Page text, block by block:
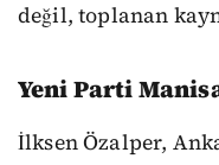
değil, toplanan
Yeni Parti
İlksen Özalper,